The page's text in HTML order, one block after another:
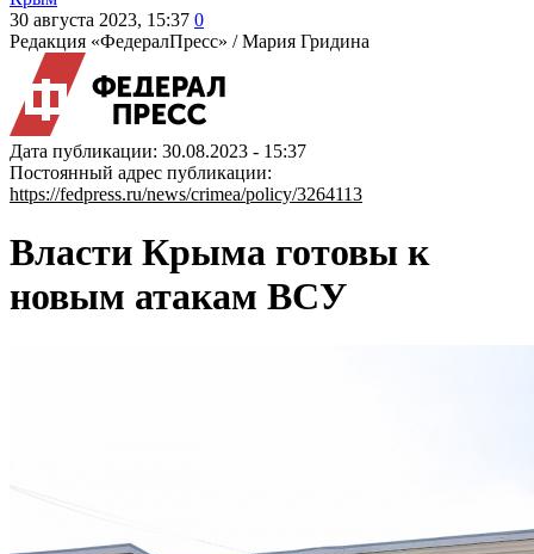
30 августа 2023, 15:37 0
Редакция «ФедералПресс» /Мария Гридина
Дата публикации: 30.08.2023 - 15:37
Постоянный адрес публикации:
https://fedpress.ru/news/crimea/policy/3264113
Власти Крыма готовы к
новым атакам ВСУ